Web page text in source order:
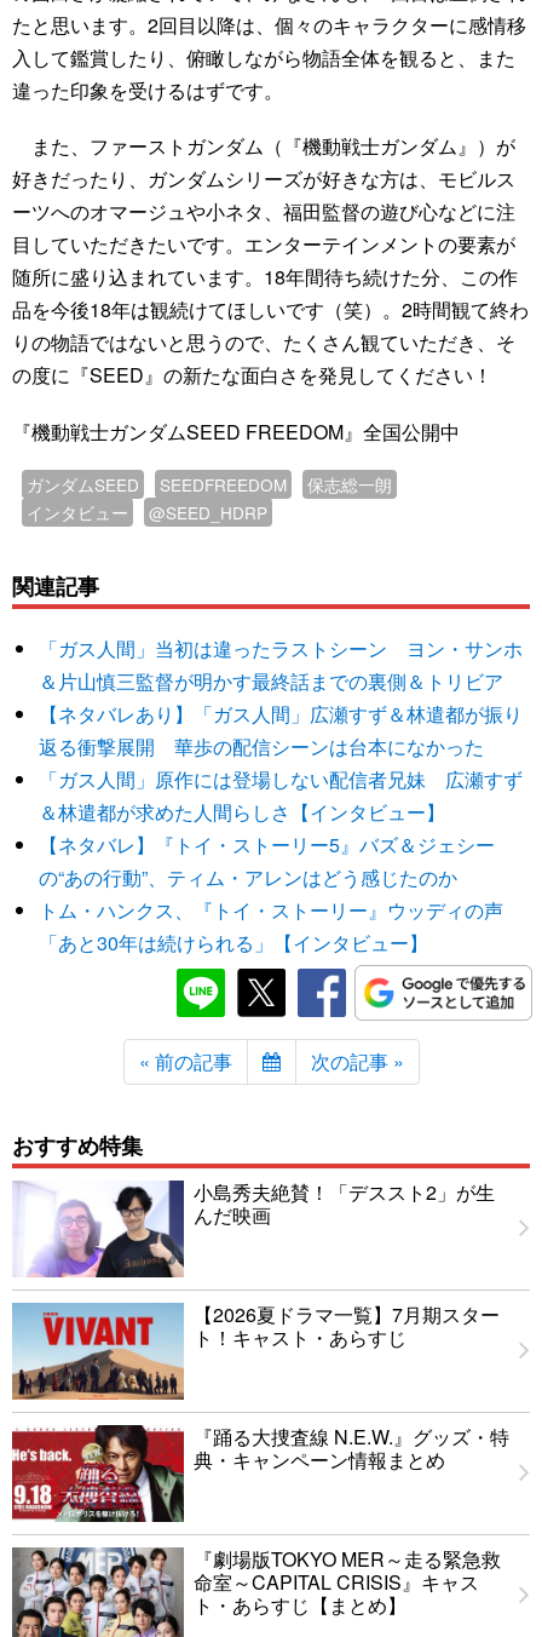
たと思います。2回目以降は、個々のキャラクターに感情移
入して鑑賞したり、俯瞰しながら物語全体を観ると、また
違った印象を受けるはずです。
また、ファーストガンダム（『機動戦士ガンダム』）が
好きだったり、ガンダムシリーズが好きな方は、モビルス
ーツへのオマージュや小ネタ、福田監督の遊び心などに注
目していただきたいです。エンターテインメントの要素が
随所に盛り込まれています。18年間待ち続けた分、この作
品を今後18年は観続けてほしいです（笑）。2時間観て終わ
りの物語ではないと思うので、たくさん観ていただき、そ
の度に『SEED』の新たな面白さを発見してください！
『機動戦士ガンダムSEED FREEDOM』全国公開中
ガンダムSEED SEEDFREEDOM
保志総一朗
インタビュー
@SEED_HDRP
関連記事
「ガス人間」当初は違ったラストシーン ヨン・サンホ
＆片山慎三監督が明かす最終話までの裏側＆トリビア
【ネタバレあり】「ガス人間」広瀬すず＆林遣都が振り
返る衝撃展開 華歩の配信シーンは台本になかった
「ガス人間」原作には登場しない配信者兄妹 広瀬すず
＆林遣都が求めた人間らしさ【インタビュー】
【ネタバレ】『トイ・ストーリー5』バズ＆ジェシー
の“あの行動”、ティム・アレンはどう感じたのか
トム・ハンクス、『トイ・ストーリー』ウッディの声
「あと30年は続けられる」【インタビュー】
« 前の記事 次の記事 »
おすすめ特集
小島秀夫絶賛！「デススト2」が生
んだ映画
【2026夏ドラマ一覧】7月期スター
ト！キャスト・あらすじ
『踊る大捜査線 N.E.W.』グッズ・特
典・キャンペーン情報まとめ
『劇場版TOKYO MER～走る緊急救
命室～CAPITAL CRISIS』キャス
ト・あらすじ【まとめ】